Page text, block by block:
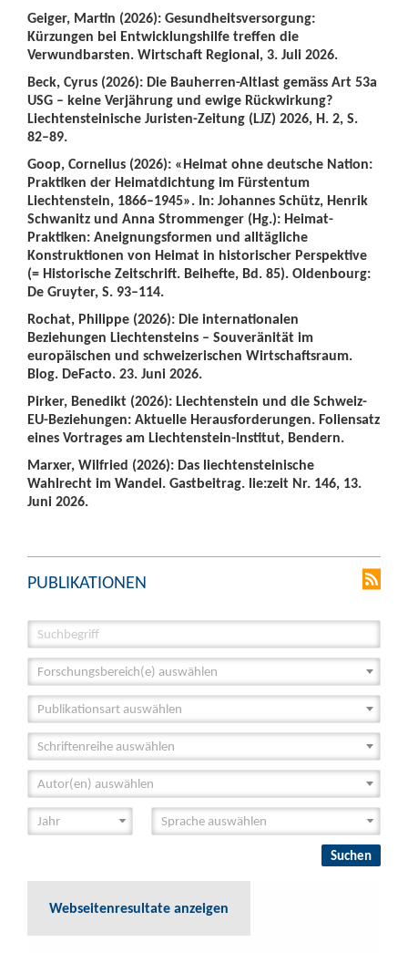
Geiger, Martin (2026): Gesundheitsversorgung:
Kürzungen bei Entwicklungshilfe treffen die
Verwundbarsten. Wirtschaft Regional, 3. Juli 2026.
Beck, Cyrus (2026): Die Bauherren-Altlast gemäss Art 53a
USG – keine Verjährung und ewige Rückwirkung?
Liechtensteinische Juristen-Zeitung (LJZ) 2026, H. 2, S.
82–89.
Goop, Cornelius (2026): «Heimat ohne deutsche Nation:
Praktiken der Heimatdichtung im Fürstentum
Liechtenstein, 1866–1945». In: Johannes Schütz, Henrik
Schwanitz und Anna Strommenger (Hg.): Heimat-
Praktiken: Aneignungsformen und alltägliche
Konstruktionen von Heimat in historischer Perspektive
(= Historische Zeitschrift. Beihefte, Bd. 85). Oldenbourg:
De Gruyter, S. 93–114.
Rochat, Philippe (2026): Die internationalen
Beziehungen Liechtensteins – Souveränität im
europäischen und schweizerischen Wirtschaftsraum.
Blog. DeFacto. 23. Juni 2026.
Pirker, Benedikt (2026): Liechtenstein und die Schweiz-
EU-Beziehungen: Aktuelle Herausforderungen. Foliensatz
eines Vortrages am Liechtenstein-Institut, Bendern.
Marxer, Wilfried (2026): Das liechtensteinische
Wahlrecht im Wandel. Gastbeitrag. lie:zeit Nr. 146, 13.
Juni 2026.
PUBLIKATIONEN
Forschungsbereich(e) auswählen
Publikationsart auswählen
Schriftenreihe auswählen
Autor(en) auswählen
Webseitenresultate anzeigen